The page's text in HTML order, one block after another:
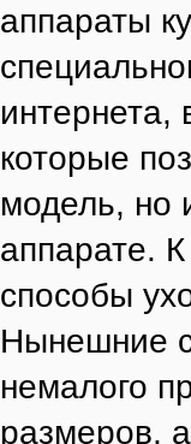
аппараты
интернета,
которые
модель, но
аппарате.
способы
Нынешние
немалого
размеров,